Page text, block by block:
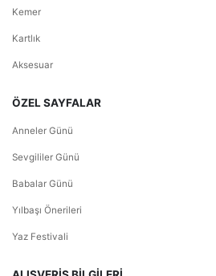
Kemer
Kartlık
Aksesuar
ÖZEL SAYFALAR
Anneler Günü
Sevgililer Günü
Babalar Günü
Yılbaşı Önerileri
Yaz Festivali